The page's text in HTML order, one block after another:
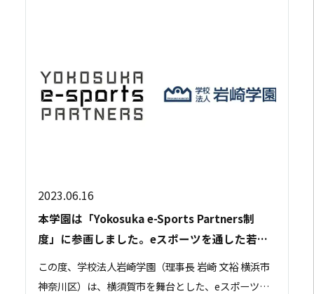
2023.06.16
本学園は「Yokosuka e-Sports Partners制
度」に参画しました。eスポーツを通した若者
支援と地域貢献に取り組みます。
この度、学校法人岩崎学園（理事長 岩崎 文裕 横浜市
神奈川区）は、横須賀市を舞台とした、eスポーツを